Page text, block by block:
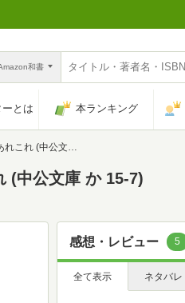
和書
とは 本ランキング
(中公文庫 か 15-7)
(中公文庫 か 15-7)
感想・レビュー 5
全て表示 ネタバレ